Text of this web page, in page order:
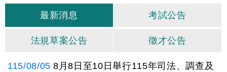
最新消息
115/08/05 8月8日至10日舉行115年司法、調查及
考試公告
法規草案公告 徵才公告